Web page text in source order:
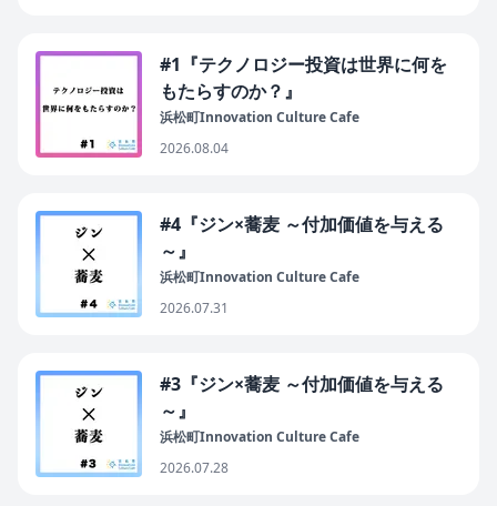
#1『テクノロジー投資は世界に何を
もたらすのか？』
浜松町Innovation Culture Cafe
2026.08.04
#4『ジン×蕎麦 ～付加価値を与える
～』
浜松町Innovation Culture Cafe
2026.07.31
#3『ジン×蕎麦 ～付加価値を与える
～』
浜松町Innovation Culture Cafe
2026.07.28